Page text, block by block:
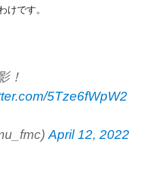
けです。
！
5Tze6fWpW2
April 12, 2022